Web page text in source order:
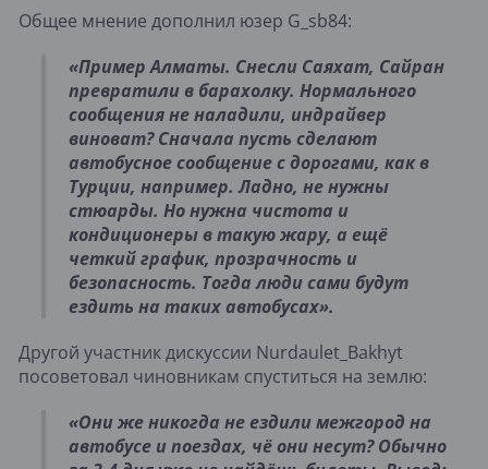
Общее мнение дополнил юзер G_sb84:
«Пример Алматы. Снесли Саяхат, Сайран
превратили в барахолку. Нормального
сообщения не наладили, индрайвер
виноват? Сначала пусть сделают
автобусное сообщение с дорогами, как в
Турции, например. Ладно, не нужны
стюарды. Но нужна чистота и
кондиционеры в такую жару, а ещё
четкий график, прозрачность и
безопасность. Тогда люди сами будут
ездить на таких автобусах».
Другой участник дискуссии Nurdaulet_Bakhyt
посоветовал чиновникам спуститься на землю:
«Они же никогда не ездили межгород на
автобусе и поездах, чё они несут? Обычно